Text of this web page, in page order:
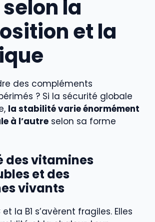
la
et la
des compléments
? Si la sécurité globale
la stabilité varie énormément
à l’autre selon sa forme
des vitamines
et des
vivants
la B1 s’avèrent fragiles. Elles